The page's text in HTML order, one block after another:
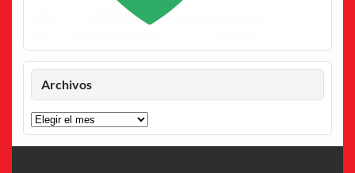
Archivos
Archivos